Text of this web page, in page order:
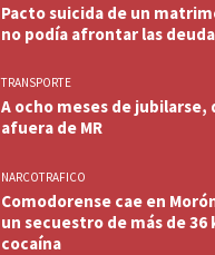
Pacto suicida de un
no podía afrontar las
TRANSPORTE
A ocho meses de jubilarse,
afuera de MR
NARCOTRAFICO
Comodorense cae en
un secuestro de más de 36
cocaína